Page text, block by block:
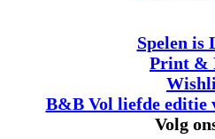
Spelen is
Print &
B&B Vol liefde editie
Volg